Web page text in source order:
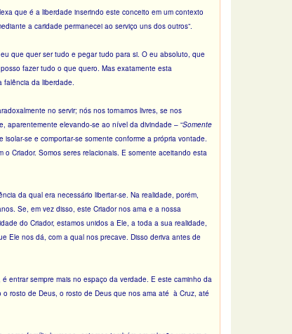
que é a liberdade inserindo este conceito em um contexto
a caridade permanecei ao serviço uns dos outros”.
que quer ser tudo e pegar tudo para si. O eu absoluto, que
fazer tudo o que quero. Mas exatamente esta
falência da liberdade.
no servir; nós nos tornamos livres, se nos
aparentemente elevando-se ao nível da divindade – “Somente
se e comportar-se somente conforme a própria vontade.
Criador. Somos seres relacionais. E somente aceitando esta
da qual era necessário libertar-se. Na realidade, porém,
Se, em vez disso, este Criador nos ama e a nossa
do Criador, estamos unidos a Ele, a toda a sua realidade,
Ele nos dá, com a qual nos precave. Disso deriva antes de
entrar sempre mais no espaço da verdade. E este caminho da
rosto de Deus, o rosto de Deus que nos ama até à Cruz, até